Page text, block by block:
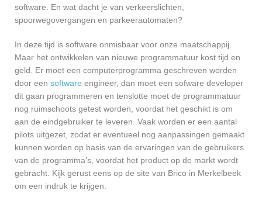
software. En wat dacht je van verkeerslichten,
spoorwegovergangen en parkeerautomaten?
In deze tijd is software onmisbaar voor onze maatschappij.
Maar het ontwikkelen van nieuwe programmatuur kost tijd en
geld. Er moet een computerprogramma geschreven worden
door een software engineer, dan moet een sofware developer
dit gaan programmeren en tenslotte moet de programmatuur
nog ruimschoots getest worden, voordat het geschikt is om
aan de eindgebruiker te leveren. Vaak worden er een aantal
pilots uitgezet, zodat er eventueel nog aanpassingen gemaakt
kunnen worden op basis van de ervaringen van de gebruikers
van de programma’s, voordat het product op de markt wordt
gebracht. Kijk gerust eens op de site van Brico in Merkelbeek
om een indruk te krijgen.